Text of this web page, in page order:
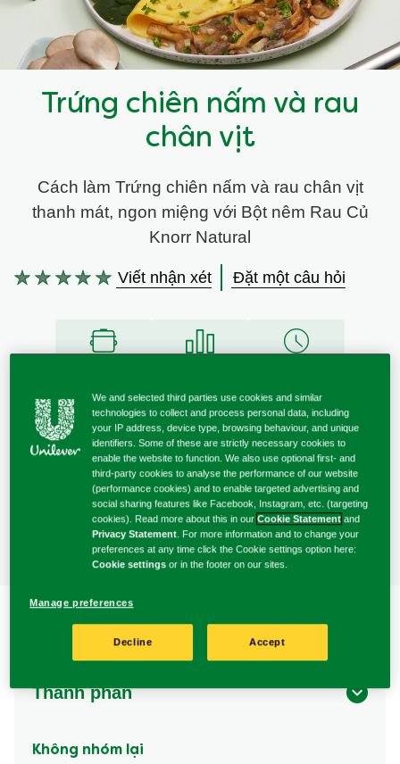
Trứng chiên nấm và rau
chân vịt
Cách làm Trứng chiên nấm và rau chân vịt
thanh mát, ngon miệng với Bột nêm Rau Củ
Knorr Natural
Không
nào
cho
recipe
này
Viết nhận xét Đặt một câu hỏi
Thời gian
nấu
Thời gian
chuẩn bị
4 Người
Phục vụ
Thành phần
Không nhóm lại
We and selected third parties use cookies and similar
technologies to collect and process personal data, including
your IP address, device type, browsing behaviour, and unique
identifiers. Some of these are strictly necessary cookies to
enable the website to function. We also use optional first- and
third-party cookies to analyse the performance of our website
(performance cookies) and to enable targeted advertising and
social sharing features like Facebook, Instagram, etc. (targeting
cookies). Read more about this in ourCookie Statement and
Privacy Statement . For more information and to change your
preferences at any time click the Cookie settings option here:
Cookie settings or in the footer on our sites.
Manage preferences
Decline Accept